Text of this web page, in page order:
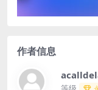
作者信息